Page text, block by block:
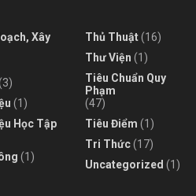
Xây
(1)
Học Tập
(1)
Thủ Thuật(16)
Thư Viện (1)
Tiêu Chuẩn Quy
Phạm
(47)
Tiêu Điểm (1)
Tri Thức(17)
Uncategorized (1)